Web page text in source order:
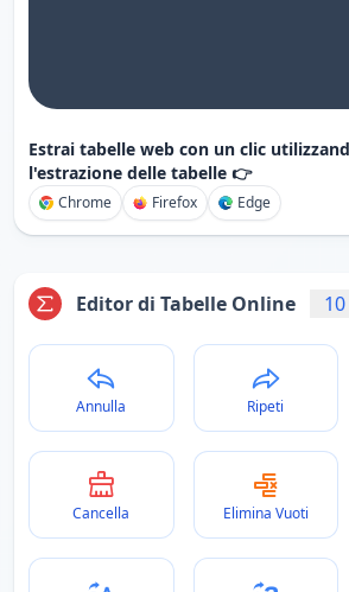
Estrai tabelle web con un clic
l'estrazione delle tabelle 👉
Chrome Firefox Edge
Editor di Tabelle Online 10
Annulla Ripeti
Cancella Elimina Vuoti